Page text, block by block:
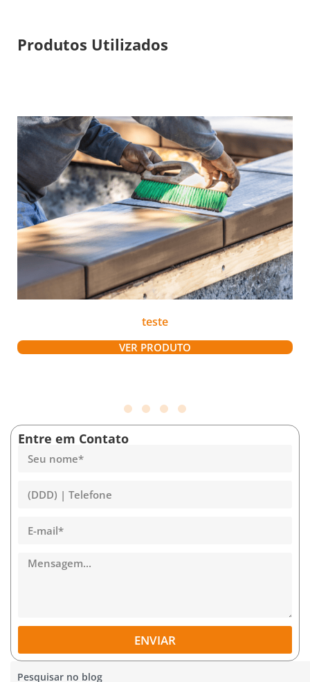
Produtos Utilizados
teste
VER PRODUTO
Entre em Contato
ENVIAR